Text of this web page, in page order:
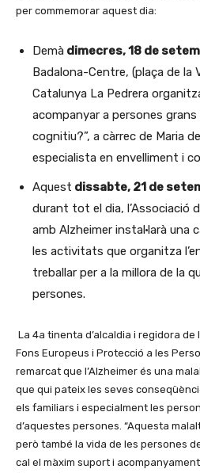
per commemorar aquest dia:
Demà dimecres, 18 de
Badalona-Centre, (plaça de la
Catalunya La Pedrera
acompanyar a persones
cognitiu?”, a càrrec de Maria
especialista en envelliment i
Aquest dissabte, 21 de
durant tot el dia, l’Associació
amb Alzheimer instal·larà una
les activitats que organitza
treballar per a la millora de la
persones.
La 4a tinenta d’alcaldia i regidora de
Fons Europeus i Protecció a les
remarcat que l’Alzheimer és una
que qui pateix les seves
els familiars i especialment les
d’aquestes persones. “Aquesta
però també la vida de les persones
cal el màxim suport i